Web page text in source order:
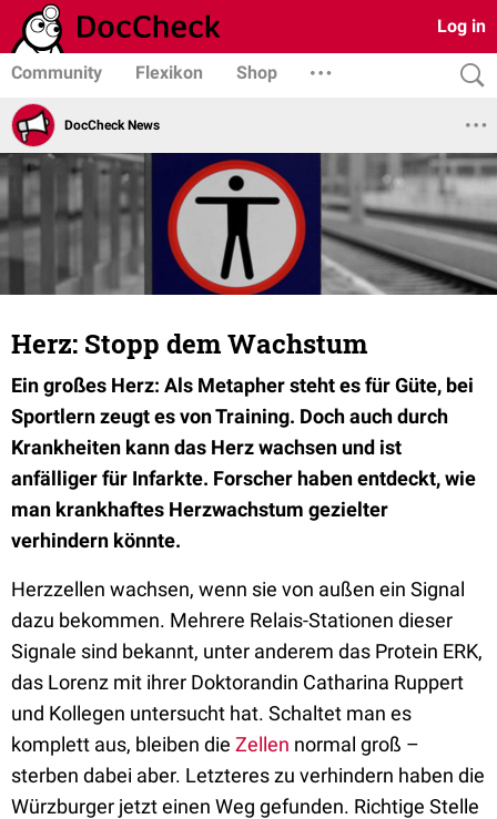
Log in
Community Flexikon Shop
DocCheck News
Herz: Stopp dem Wachstum
Ein großes Herz: Als Metapher steht es für Güte, bei
Sportlern zeugt es von Training. Doch auch durch
Krankheiten kann das Herz wachsen und ist
anfälliger für Infarkte. Forscher haben entdeckt, wie
man krankhaftes Herzwachstum gezielter
verhindern könnte.
Herzzellen wachsen, wenn sie von außen ein Signal
dazu bekommen. Mehrere Relais-Stationen dieser
Signale sind bekannt, unter anderem das Protein ERK,
das Lorenz mit ihrer Doktorandin Catharina Ruppert
und Kollegen untersucht hat. Schaltet man es
komplett aus, bleiben die Zellen normal groß –
sterben dabei aber. Letzteres zu verhindern haben die
Würzburger jetzt einen Weg gefunden. Richtige Stelle